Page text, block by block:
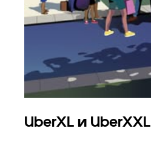
UberXL и UberXXL